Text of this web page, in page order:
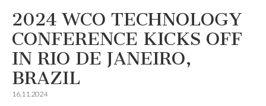
2024 WCO TECHNOLOGY
CONFERENCE KICKS OFF
IN RIO DE JANEIRO,
BRAZIL
16.11.2024